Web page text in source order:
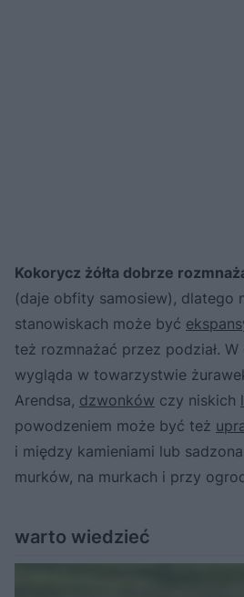
Kokorycz żółta dobrze
(daje obfity samosiew), dlatego
stanowiskach może być
też rozmnażać przez podział.
wygląda w towarzystwie
Arendsa, dzwonków czy niskich
powodzeniem może być też
i między kamieniami lub
murków, na murkach i przy
warto wiedzieć